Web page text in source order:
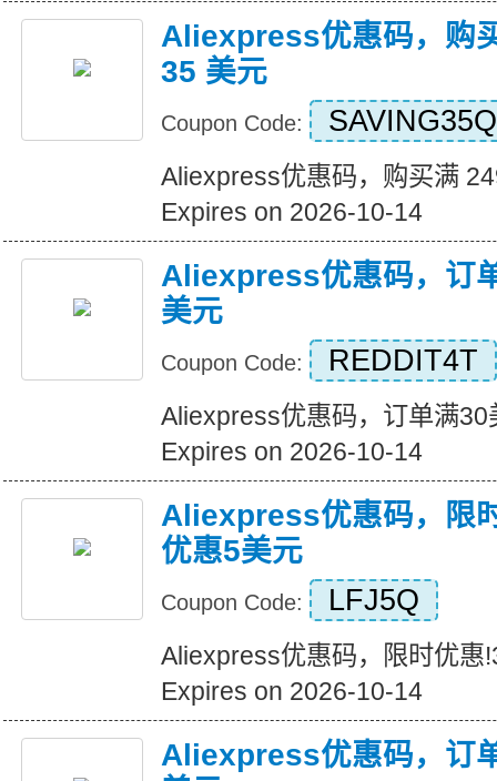
Aliexpress优惠码，购
35 美元
Coupon Code: SAVING35Q
Aliexpress优惠码，购买满
Expires on 2026-10-14
Aliexpress优惠码，订
美元
Coupon Code: REDDIT4T
Aliexpress优惠码，订单满30
Expires on 2026-10-14
Aliexpress优惠码，限
优惠5美元
Coupon Code: LFJ5Q
Aliexpress优惠码，限时优惠
Expires on 2026-10-14
Aliexpress优惠码，订